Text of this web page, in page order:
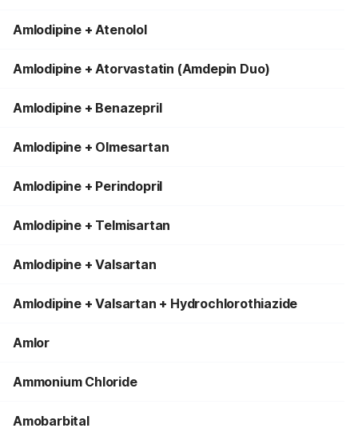
Amlodipine + Atenolol
Amlodipine + Atorvastatin (Amdepin Duo)
Amlodipine + Benazepril
Amlodipine + Olmesartan
Amlodipine + Perindopril
Amlodipine + Telmisartan
Amlodipine + Valsartan
Amlodipine + Valsartan + Hydrochlorothiazide
Amlor
Ammonium Chloride
Amobarbital